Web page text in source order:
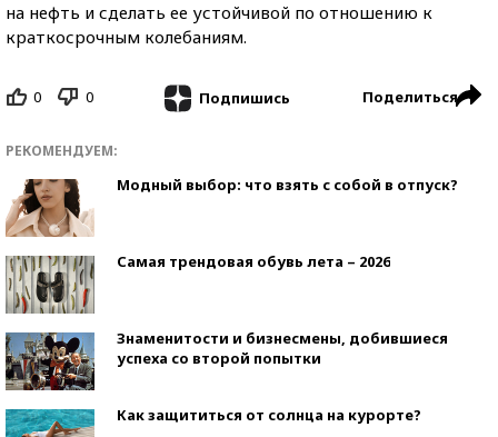
на нефть и сделать ее устойчивой по отношению к
краткосрочным колебаниям.
0 0 Подпишись Поделиться
РЕКОМЕНДУЕМ:
Модный выбор: что взять с собой в отпуск?
Самая трендовая обувь лета – 2026
Знаменитости и бизнесмены, добившиеся
успеха со второй попытки
Как защититься от солнца на курорте?